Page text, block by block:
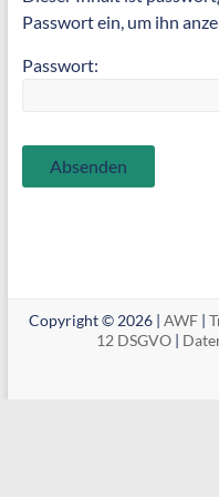
Passwort ein, um ihn
Passwort:
Copyright © 2026 |AWF |
12 DSGVO|